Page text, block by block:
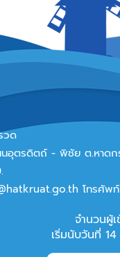
วด
นอุตรดิตถ์ - พิชัย ต.หาดก
โทรศัพ
จำนวนผู้เ
เริ่มนับวันที่